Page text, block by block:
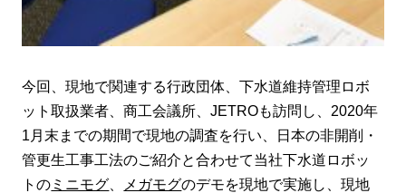
今回、現地で関連する行政団体、下水道維持管理ロボ
ット取扱業者、商工会議所、JETROも訪問し、2020年
1月末までの期間で現地の調査を行い、日本の非開削・
管更生工事工法のご紹介と合わせて当社下水道ロボッ
トの ミニモグ メガモグのデモを現地で実施し、現地